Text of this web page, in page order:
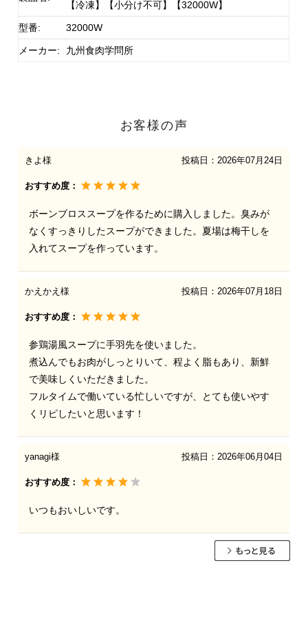
【冷凍】【小分け不可】【32000W】
型番: 32000W
メーカー: 九州食肉学問所
お客様の声
きよ様 投稿日： 2026年07月24日
おすすめ度：
ボーンブロススープを作るために購入しました。臭みが
なくすっきりしたスープができました。夏場は梅干しを
入れてスープを作っています。
かえかえ様 投稿日： 2026年07月18日
おすすめ度：
参鶏湯風スープに手羽先を使いました。
煮込んでもお肉がしっとりいて、程よく脂もあり、新鮮
で美味しくいただきました。
フルタイムで働いている忙しいですが、とても使いやす
くリピしたいと思います！
yanagi様 投稿日： 2026年06月04日
おすすめ度：
いつもおいしいです。